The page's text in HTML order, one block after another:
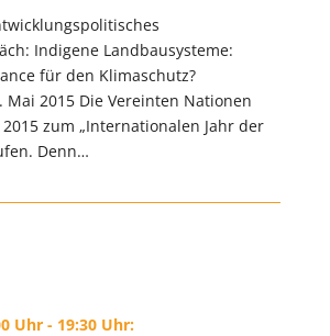
Indigene Landbausysteme:
für den Klimaschutz?
Mai 2015 Die Vereinten Nationen
zum „Internationalen Jahr der
Denn…
Uhr - 19:30 Uhr: